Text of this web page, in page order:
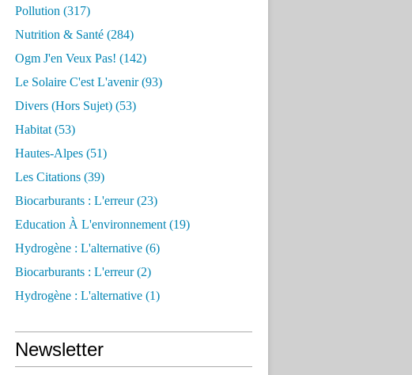
Pollution (317)
Nutrition & Santé (284)
Ogm J'en Veux Pas! (142)
Le Solaire C'est L'avenir(93)
Divers (hors Sujet) (53)
Habitat (53)
Hautes-Alpes (51)
Les Citations (39)
Biocarburants : L'erreur(23)
Education À L'environnement (19)
Hydrogène : L'alternative (6)
Biocarburants : L'erreur(2)
Hydrogène : L'alternative (1)
Newsletter